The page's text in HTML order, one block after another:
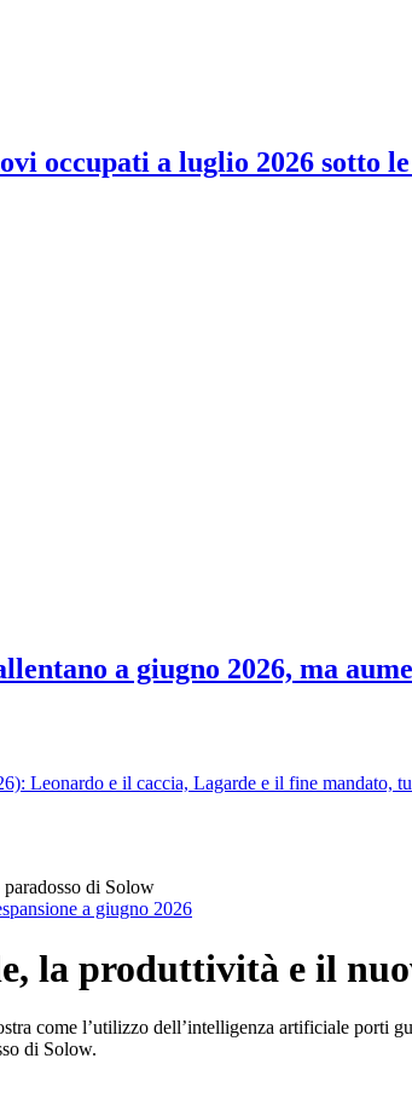
occupati a luglio 2026 sotto le
a giugno 2026, ma
Leonardo e il caccia, Lagarde e il fine mandato,
di Solow
a giugno 2026
la produttività e il
come l’utilizzo dell’intelligenza artificiale porti
di Solow.